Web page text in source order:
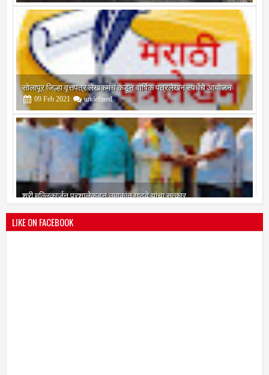
सोलापूर जिल्हा वृत्तपत्र लेखकमंच कडून वार्षिक पत्रलेखन स्पर्धेचे आयोजन
09 Feb 2021 undefined
श्री मल्लिकार्जुन प्रशालेकडून उमाकांत गाढवे यांचा सत्कार
25 Mar 2021 undefined
LIKE ON FACEBOOK